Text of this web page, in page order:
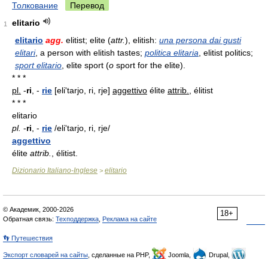
Толкование Перевод
1
elitario
elitario agg. elitist; elite (attr.), elitish: una persona dai gusti
elitari, a person with elitish tastes; politica elitaria , elitist politics;
sport elitario , elite sport (o sport for the elite).
* * *
pl. -ri - rie [eli'tarjo, ri, rje] aggettivo élite attrib.
, élitist
* * *
elitario
pl. -ri , - rie /eli'tarjo, ri, rje/
aggettivo
élite attrib. , élitist.
Dizionario Italiano-Inglese > elitario
18+
© Академик, 2000-2026
Обратная связь: Техподдержка Реклама на сайте
👣 Путешествия
Экспорт словарей на сайты , сделанные на PHP, Joomla,
Drupal,